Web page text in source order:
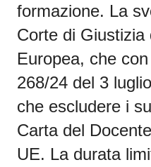
formazione. La
Corte di Giustizia
Europea, che
268/24 del 3
che escludere i
Carta del
UE. La durata